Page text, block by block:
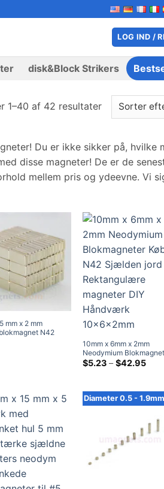
LOG IND /
disk&Block Strikers
1–40 af 42 resultater
Du er ikke sikker på, hvilke
disse magneter! De er de
mellem pris og ydeevne. Vi
mm x 2 mm
N42
Earth
10mm x 6mm x 2mm
Neodymium
Køb N42 Sjælden jord
$5.23 – $42.95
Diameter 0.5 - 1.9mm